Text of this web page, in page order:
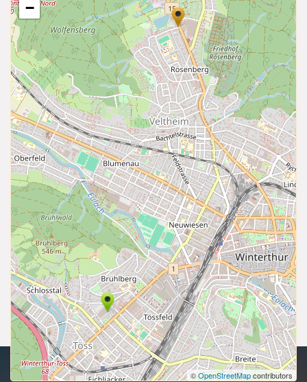
−
©OpenStreetMapcontributors
Urheberrecht 2026 | Alle Rechte vorbehalten.